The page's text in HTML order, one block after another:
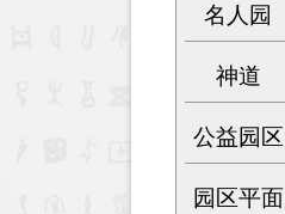
名人园
神道
公益园区
园区平面